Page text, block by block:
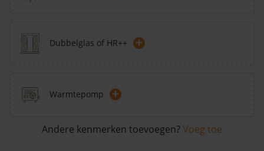
Dubbelglas of HR++ +
Warmtepomp +
Andere kenmerken toevoegen? Voeg toe